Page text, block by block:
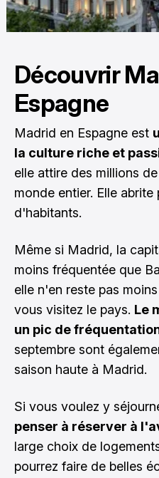
Découvrir
Espagne
Madrid en Espagne est
la culture riche et
elle attire des millions
monde entier. Elle abrite
d'habitants.
Même si Madrid, la
moins fréquentée que
elle n'en reste pas
vous visitez le pays. Le
un pic de
septembre sont
saison haute à Madrid.
Si vous voulez y
penser à réserver à
large choix de
pourrez faire de belles